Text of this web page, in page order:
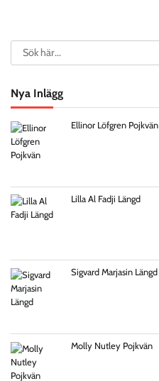
Search
Nya Inlägg
Ellinor Löfgren Pojkvän
Lilla Al Fadji Längd
Sigvard Marjasin Längd
Molly Nutley Pojkvän